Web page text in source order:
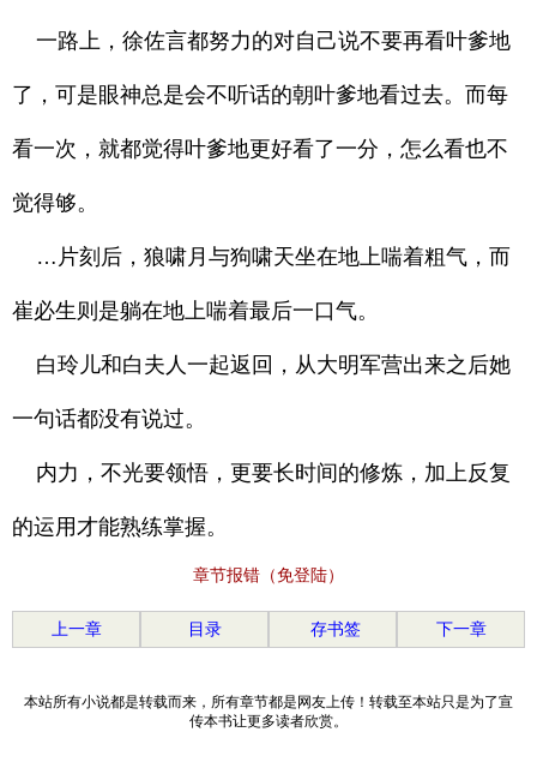
一路上，徐佐言都努力的对自己说不要再看叶爹地
了，可是眼神总是会不听话的朝叶爹地看过去。而每
看一次，就都觉得叶爹地更好看了一分，怎么看也不
觉得够。
…片刻后，狼啸月与狗啸天坐在地上喘着粗气，而
崔必生则是躺在地上喘着最后一口气。
白玲儿和白夫人一起返回，从大明军营出来之后她
一句话都没有说过。
内力，不光要领悟，更要长时间的修炼，加上反复
的运用才能熟练掌握。
章节报错（免登陆）
上一章 目录 存书签 下一章
本站所有小说都是转载而来，所有章节都是网友上传！转载至本站只是为了宣
传本书让更多读者欣赏。